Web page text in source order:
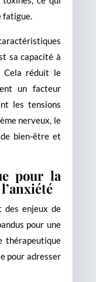
fatigue.
sa capacité à
Cela réduit le
un facteur
les tensions
nerveux, le
bien-être et
pour la
des enjeux de
pour une
thérapeutique
pour adresser